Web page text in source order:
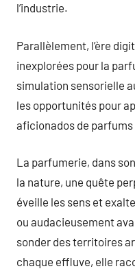
l’industrie.
Parallèlement, l’ère
inexplorées pour la
simulation sensorielle
les opportunités pour
aficionados de
La parfumerie, dans
la nature, une quête
éveille les sens et
ou audacieusement
sonder des territoires
chaque effluve, elle